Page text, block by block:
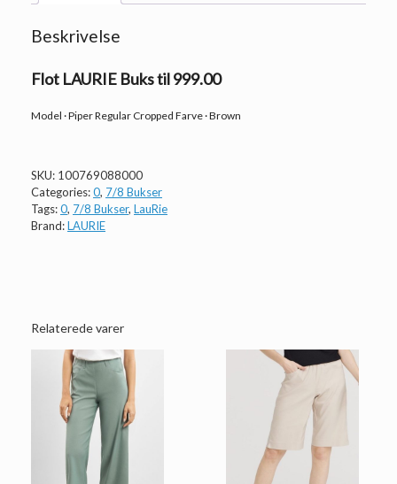
Beskrivelse
Flot LAURIE Buks til 999.00
Model · Piper Regular Cropped Farve · Brown
SKU: 100769088000
Categories:0, 7/8 Bukser
Tags:0, 7/8 Bukser, LauRie
Brand:LAURIE
Relaterede varer